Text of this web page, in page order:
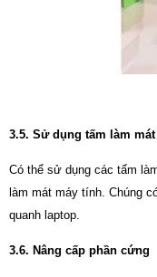
3.5. Sử dụng tấm làm
Có thể sử dụng các tấm
làm mát máy tính. Chúng
quanh laptop.
3.6. Nâng cấp phần cứng